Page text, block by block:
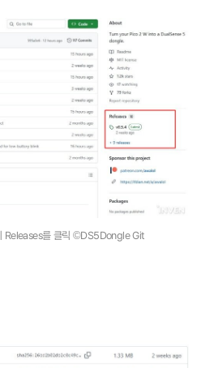
Releases를 클릭 ©DS5Dongle Git